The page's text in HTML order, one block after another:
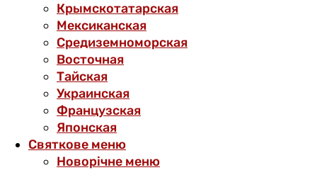
Крымскотатарская
Мексиканская
Средиземноморская
Восточная
Тайская
Украинская
Французская
Японская
Святкове меню
Новорічне меню